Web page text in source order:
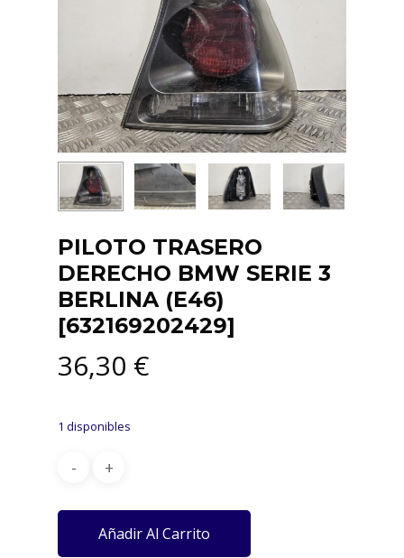
PILOTO TRASERO
DERECHO BMW SERIE 3
BERLINA (E46)
[632169202429]
36,30 €
1 disponibles
Añadir Al Carrito